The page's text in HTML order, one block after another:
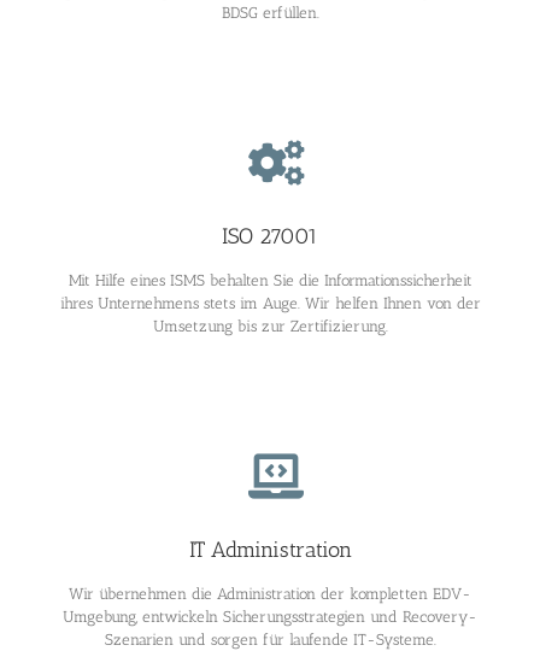
BDSG erfüllen.
ISO 27001
Mit Hilfe eines ISMS behalten Sie die Informationssicherheit
ihres Unternehmens stets im Auge. Wir helfen Ihnen von der
Umsetzung bis zur Zertifizierung.
IT Administration
Wir übernehmen die Administration der kompletten EDV-
Umgebung, entwickeln Sicherungsstrategien und Recovery-
Szenarien und sorgen für laufende IT-Systeme.